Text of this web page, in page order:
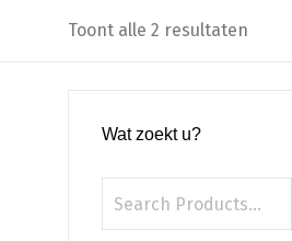
Toont alle 2 resultaten
Wat zoekt u?